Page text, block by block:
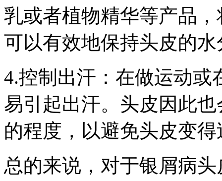
乳或者植物精华等产品
可以有效地保持头皮的
4.控制出汗：在做运动或
易引起出汗。头皮因此
的程度，以避免头皮变
总的来说，对于银屑病